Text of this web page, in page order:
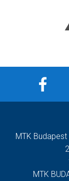
MTK
MTK